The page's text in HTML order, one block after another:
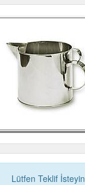
Lütfen Teklif İsteyin